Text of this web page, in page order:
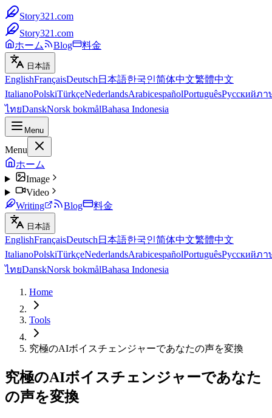
Story321.com
Story321.com
ホーム
Blog 料金
日本語
EnglishFrançaisDeutsch 日本語한국인简体中文繁體中文
ItalianoPolskiTürkçeNederlandsArabicespañolPortuguêsРусскийภา
ไทยDanskNorsk bokmålBahasa Indonesia
Menu
Menu
ホーム
Image
Video
Writing
Blog 料金
日本語
EnglishFrançaisDeutsch 日本語한국인简体中文繁體中文
ItalianoPolskiTürkçeNederlandsArabicespañolPortuguêsРусскийภา
ไทยDanskNorsk bokmålBahasa Indonesia
Home
Tools
究極のAIボイスチェンジャーであなたの声を変換
究極のAIボイスチェンジャーであなた
の声を変換